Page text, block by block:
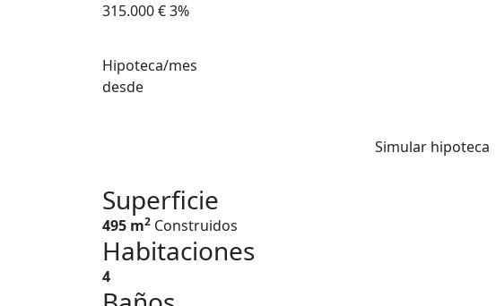
315.000 €3%
Hipoteca/mes
desde
Simular hipoteca
Superficie
495 m2 Construidos
Habitaciones
4